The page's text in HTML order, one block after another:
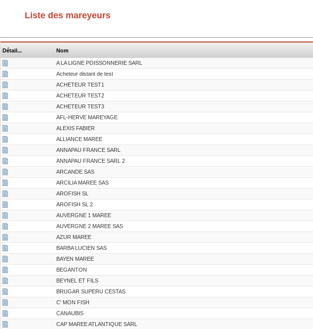
Liste des mareyeurs
Détail... Nom
A LA LIGNE POISSONNERIE SARL
Acheteur distant de test
ACHETEUR TEST1
ACHETEUR TEST2
ACHETEUR TEST3
AFL-HERVE MAREYAGE
ALEXIS FABIER
ALLIANCE MAREE
ANNAPAU FRANCE SARL
ANNAPAU FRANCE SARL 2
ARCANDE SAS
ARCILIA MAREE SAS
AROFISH SL
AROFISH SL 2
AUVERGNE 1 MAREE
AUVERGNE 2 MAREE SAS
AZUR MAREE
BARBA LUCIEN SAS
BAYEN MAREE
BEGANTON
BEYNEL ET FILS
BRUGAR SUPERU CESTAS
C' MON FISH
CANAUBIS
CAP MAREE ATLANTIQUE SARL